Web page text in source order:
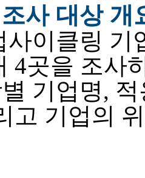
사 대상 개
사이클링 기
4곳을 조사
기업명,
고 기업의